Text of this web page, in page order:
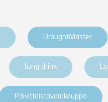
DraughtMaster
long drink
Päivittäistavarakauppa